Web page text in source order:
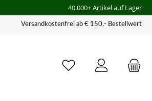
40.000+ Artikel auf Lager
Versandkostenfrei ab € 150,- Bestellwert